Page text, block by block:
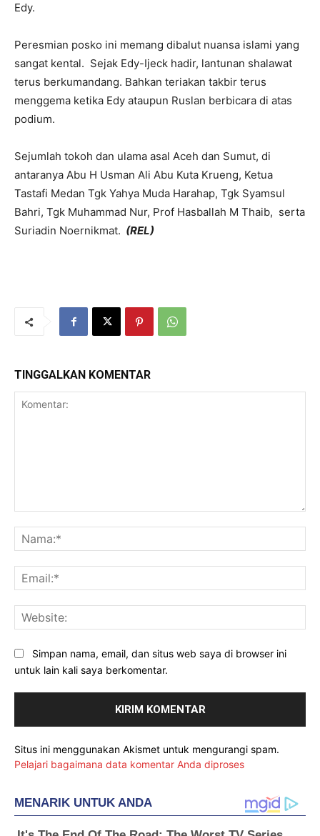
Edy.
Peresmian posko ini memang dibalut nuansa islami yang
sangat kental. Sejak Edy-Ijeck hadir, lantunan shalawat
terus berkumandang. Bahkan teriakan takbir terus
menggema ketika Edy ataupun Ruslan berbicara di atas
podium.
Sejumlah tokoh dan ulama asal Aceh dan Sumut, di
antaranya Abu H Usman Ali Abu Kuta Krueng, Ketua
Tastafi Medan Tgk Yahya Muda Harahap, Tgk Syamsul
Bahri, Tgk Muhammad Nur, Prof Hasballah M Thaib, serta
Suriadin Noernikmat. (REL)
TINGGALKAN KOMENTAR
Simpan nama, email, dan situs web saya di browser ini
untuk lain kali saya berkomentar.
Situs ini menggunakan Akismet untuk mengurangi spam.
Pelajari bagaimana data komentar Anda diproses